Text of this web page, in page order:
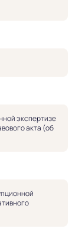
экспертизе
акта (об